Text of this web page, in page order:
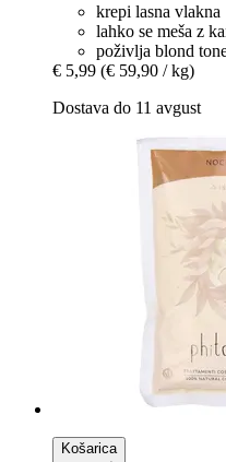
krepi lasna vlakna
lahko se meša z
poživlja blond
€ 5,99 (€ 59,90 / kg)
Dostava do 11 avgust
Košarica